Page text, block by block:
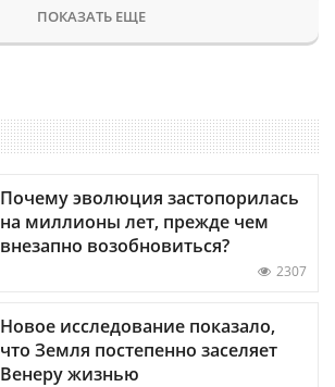
ПОКАЗАТЬ ЕЩЕ
Почему эволюция застопорилась
на миллионы лет, прежде чем
внезапно возобновиться?
2307
Новое исследование показало,
что Земля постепенно заселяет
Венеру жизнью